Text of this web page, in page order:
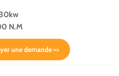
N.M
une demande >>